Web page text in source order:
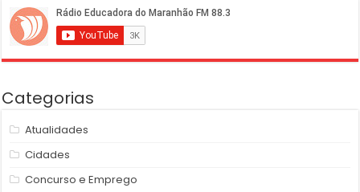
Categorias
Atualidades
Cidades
Concurso e Emprego